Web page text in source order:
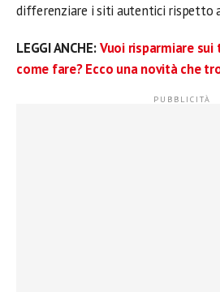
differenziare i siti autentici rispetto
LEGGI ANCHE:Vuoi risparmiare sui
come fare? Ecco una novità che